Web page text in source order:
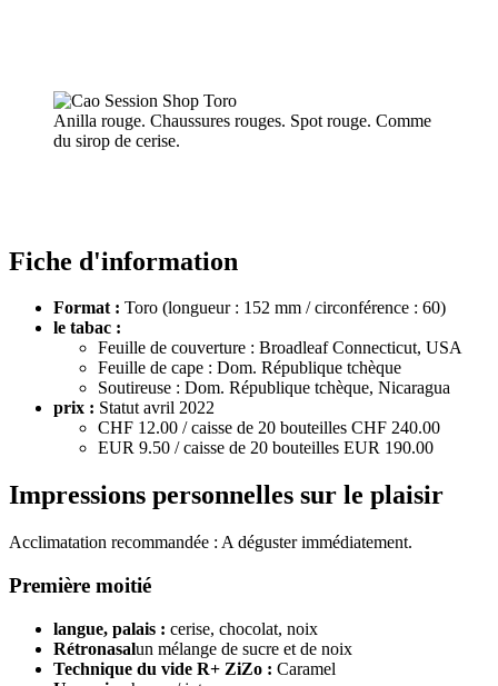
Anilla rouge. Chaussures rouges. Spot rouge. Comme
du sirop de cerise.
Fiche d'information
Format : Toro (longueur : 152 mm / circonférence : 60)
le tabac :
Feuille de couverture : Broadleaf Connecticut, USA
Feuille de cape : Dom. République tchèque
Soutireuse : Dom. République tchèque, Nicaragua
prix : Statut avril 2022
CHF 12.00 / caisse de 20 bouteilles CHF 240.00
EUR 9.50 / caisse de 20 bouteilles EUR 190.00
Impressions personnelles sur le plaisir
Acclimatation recommandée : A déguster immédiatement.
Première moitié
langue, palais : cerise, chocolat, noix
Rétronasalun mélange de sucre et de noix
Technique du vide R+ ZiZo : Caramel